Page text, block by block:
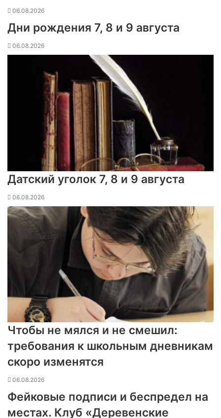
06.08.2026
Дни рождения 7, 8 и 9 августа
06.08.2026
Датский уголок 7, 8 и 9 августа
06.08.2026
Чтобы не мялся и не смешил:
требования к школьным дневникам
скоро изменятся
06.08.2026
Фейковые подписи и беспредел на
местах. Клуб «Деревенские